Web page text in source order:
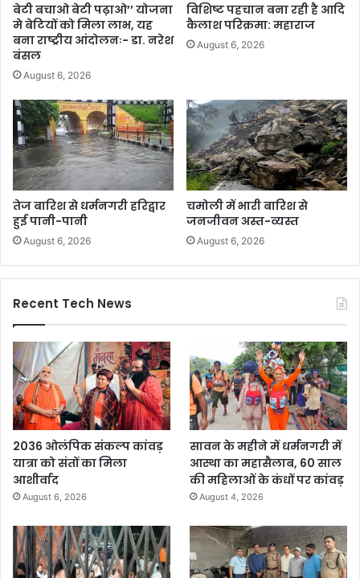
बेटी बचाओ बेटी पढ़ाओ’’ योजना
मे बेटियों को मिला लाभ, यह
बना राष्ट्रीय आंदोलनः- डा. नरेश
बंसल
August 6, 2026
विशिष्ट पहचान बना रही है आदि
कैलाश परिक्रमा: महाराज
August 6, 2026
तेज बारिश से धर्मनगरी हरिद्वार
हुई पानी-पानी
August 6, 2026
चमोली में भारी बारिश से
जनजीवन अस्त-व्यस्त
August 6, 2026
Recent Tech News
2036 ओलंपिक संकल्प कांवड़
यात्रा को संतों का मिला
आशीर्वाद
August 6, 2026
सावन के महीने में धर्मनगरी में
आस्था का महासैलाब, 60 साल
की महिलाओं के कंधों पर कांवड़
August 4, 2026